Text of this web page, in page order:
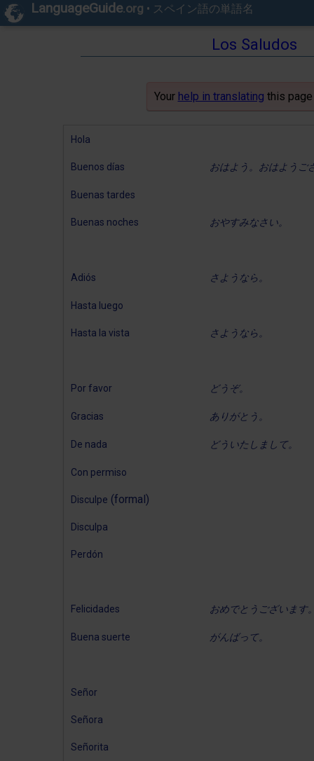
LanguageGuide.org • スペイン語の単語名
Los Saludos
Your help in translating this
Hola
Buenos días おはよう。おはようご
Buenas tardes
Buenas noches おやすみなさい。
Adiós さようなら。
Hasta luego
Hasta la vista さようなら。
Por favor どうぞ。
Gracias ありがとう。
De nada どういたしまして。
Con permiso
Disculpe (formal)
Disculpa
Perdón
Felicidades おめでとうございます
Buena suerte がんばって。
Señor
Señora
Señorita